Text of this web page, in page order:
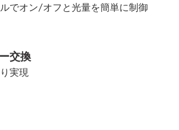
でオン/オフと光量を簡単に制御
交換
実現